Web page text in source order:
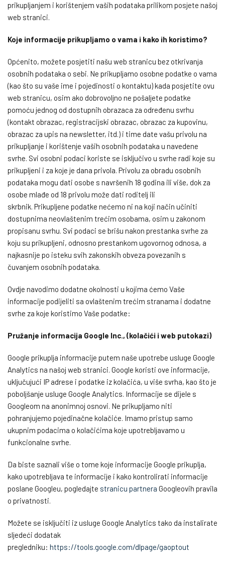
prikupljanjem i korištenjem vaših podataka prilikom posjete našoj
web stranici.
Koje informacije prikupljamo o vama i kako ih koristimo?
Općenito, možete posjetiti našu web stranicu bez otkrivanja
osobnih podataka o sebi. Ne prikupljamo osobne podatke o vama
(kao što su vaše ime i pojedinosti o kontaktu) kada posjetite ovu
web stranicu, osim ako dobrovoljno ne pošaljete podatke
pomoću jednog od dostupnih obrazaca za određenu svrhu
(kontakt obrazac, registracijski obrazac, obrazac za kupovinu,
obrazac za upis na newsletter, itd.) i time date vašu privolu na
prikupljanje i korištenje vaših osobnih podataka u navedene
svrhe. Svi osobni podaci koriste se isključivo u svrhe radi koje su
prikupljeni i za koje je dana privola. Privolu za obradu osobnih
podataka mogu dati osobe s navršenih 18 godina ili više, dok za
osobe mlađe od 18 privolu može dati roditelj ili
skrbnik. Prikupljene podatke nećemo ni na koji način učiniti
dostupnima neovlaštenim trećim osobama, osim u zakonom
propisanu svrhu. Svi podaci se brišu nakon prestanka svrhe za
koju su prikupljeni, odnosno prestankom ugovornog odnosa, a
najkasnije po isteku svih zakonskih obveza povezanih s
čuvanjem osobnih podataka.
Ovdje navodimo dodatne okolnosti u kojima ćemo Vaše
informacije podijeliti sa ovlaštenim trećim stranama i dodatne
svrhe za koje koristimo Vaše podatke:
Pružanje informacija Google Inc., (kolačići i web putokazi)
Google prikuplja informacije putem naše upotrebe usluge Google
Analytics na našoj web stranici. Google koristi ove informacije,
uključujući IP adrese i podatke iz kolačića, u više svrha, kao što je
poboljšanje usluge Google Analytics. Informacije se dijele s
Googleom na anonimnoj osnovi. Ne prikupljamo niti
pohranjujemo pojedinačne kolačiće. Imamo pristup samo
ukupnim podacima o kolačićima koje upotrebljavamo u
funkcionalne svrhe.
Da biste saznali više o tome koje informacije Google prikuplja,
kako upotrebljava te informacije i kako kontrolirati informacije
poslane Googleu, pogledajte stranicu partnera Googleovih pravila
o privatnosti.
Možete se isključiti iz usluge Google Analytics tako da instalirate
sljedeći dodatak
pregledniku: https://tools.google.com/dlpage/gaoptout